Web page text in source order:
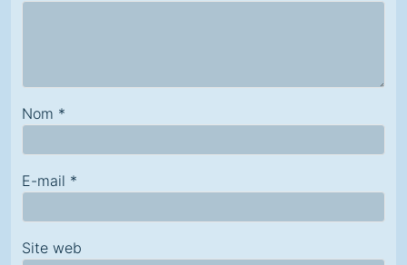
Nom *
E-mail *
Site web